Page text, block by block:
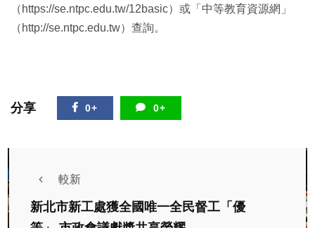
（https://se.ntpc.edu.tw/12basic）或「中等教育資源網」
（http://se.ntpc.edu.tw）查詢。
分享 0+ 0+
較新
新北市新工處獲全國唯一全民督工「優